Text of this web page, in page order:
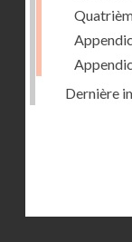
Dernière